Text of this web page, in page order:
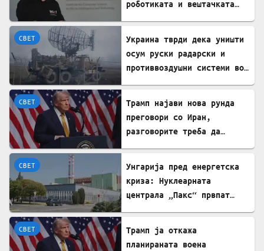
роботиката и вештачката
СВЕТ
Украина тврди дека уништи
осум руски радарски и
противвоздушни системи во
СВЕТ
Трамп најави нова рунда
преговори со Иран,
разговорите треба да
СВЕТ
Унгарија пред енергетска
криза: Нуклеарната
централа „Пакс“ првпат
СВЕТ
Трамп ја откажа
планираната воена